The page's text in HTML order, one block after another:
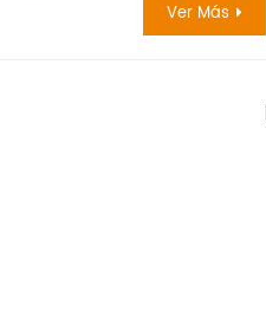
Ver Más